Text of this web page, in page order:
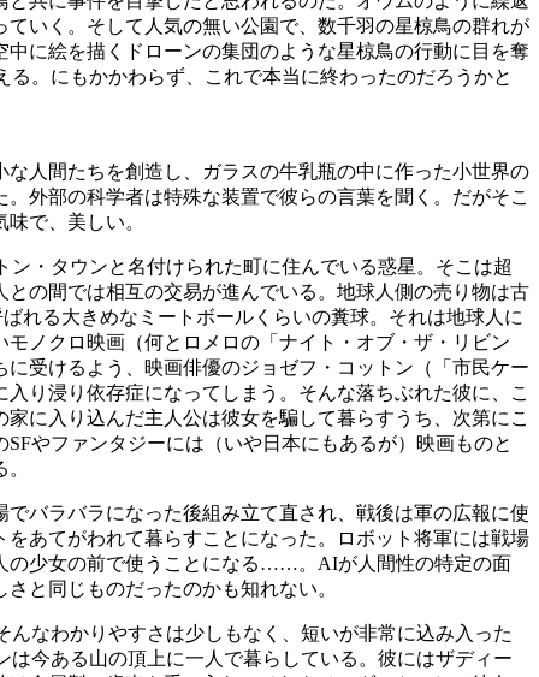
いく。そして人気の無い公園で、数千羽の星椋鳥の群れが
に絵を描くドローンの集団のような星椋鳥の行動に目を奪
。にもかかわらず、これで本当に終わったのだろうかと
人間たちを創造し、ガラスの牛乳瓶の中に作った小世界の
外部の科学者は特殊な装置で彼らの言葉を聞く。だがそこ
で、美しい。
・タウンと名付けられた町に住んでいる惑星。そこは超
の間では相互の交易が進んでいる。地球人側の売り物は古
れる大きめなミートボールくらいの糞球。それは地球人に
ノクロ映画（何とロメロの「ナイト・オブ・ザ・リビン
受けるよう、映画俳優のジョゼフ・コットン（「市民ケー
り浸り依存症になってしまう。そんな落ちぶれた彼に、こ
に入り込んだ主人公は彼女を騙して暮らすうち、次第にこ
やファンタジーには（いや日本にもあるが）映画ものと
バラバラになった後組み立て直され、戦後は軍の広報に使
あてがわれて暮らすことになった。ロボット将軍には戦場
の少女の前で使うことになる……。AIが人間性の特定の面
と同じものだったのかも知れない。
なわかりやすさは少しもなく、短いが非常に込み入った
今ある山の頂上に一人で暮らしている。彼にはザディー